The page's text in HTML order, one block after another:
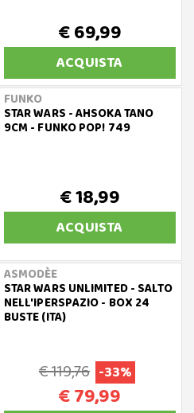
€ 69,99
ACQUISTA
FUNKO
STAR WARS - AHSOKA TANO
9CM - FUNKO POP! 749
€ 18,99
ACQUISTA
ASMODÈE
STAR WARS UNLIMITED - SALTO
NELL'IPERSPAZIO - BOX 24
BUSTE (ITA)
€ 119,76 -33%
€ 79,99